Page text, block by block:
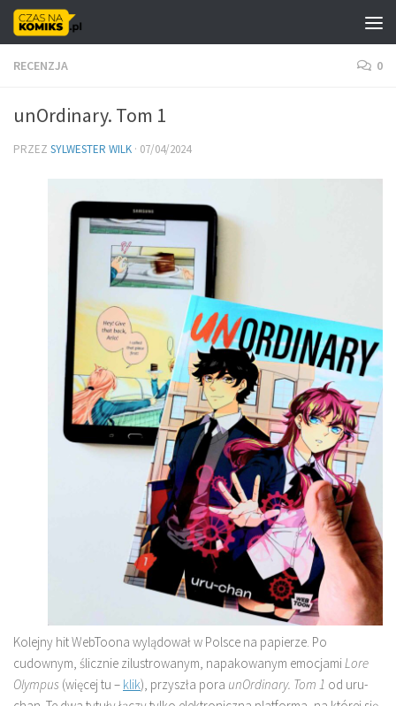
Skip to content
RECENZJA 0
unOrdinary. Tom 1
PRZEZ SYLWESTER WILK · 07/04/2024
Kolejny hit WebToona wylądował w Polsce na papierze. Po
cudownym, ślicznie zilustrowanym, napakowanym emocjamiLore
Olympus (więcej tu – klik), przyszła pora unOrdinary. Tom 1 od uru-